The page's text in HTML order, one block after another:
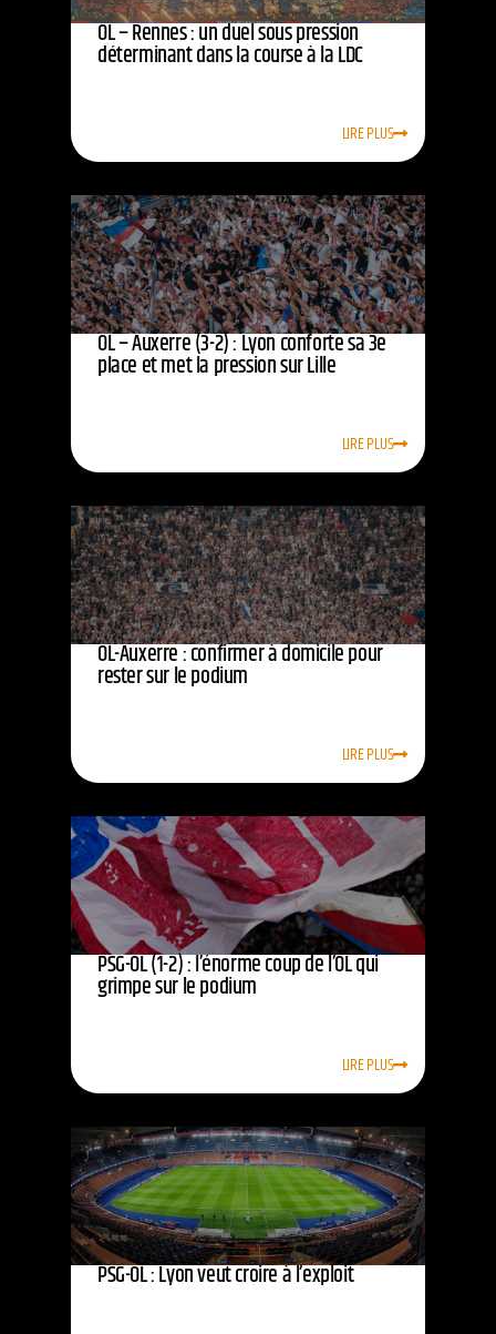
OL – Rennes : un duel sous pression
déterminant dans la course à la LDC
LIRE PLUS
OL – Auxerre (3-2) : Lyon conforte sa 3e
place et met la pression sur Lille
LIRE PLUS
OL-Auxerre : confirmer à domicile pour
rester sur le podium
LIRE PLUS
PSG-OL (1-2) : l’énorme coup de l’OL qui
grimpe sur le podium
LIRE PLUS
PSG-OL : Lyon veut croire à l’exploit